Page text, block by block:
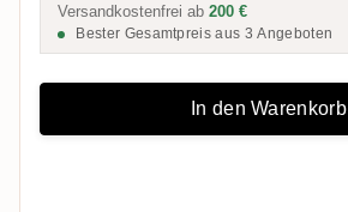
Versandkostenfrei ab 200 €
Bester Gesamtpreis aus 3 Angeboten
In den Warenkorb